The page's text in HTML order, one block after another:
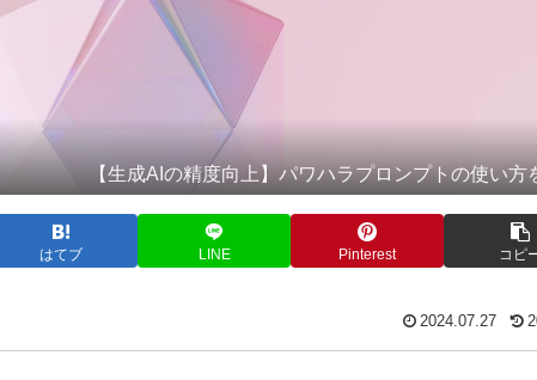
【生成AIの精度向上】パワハラプロンプトの使い方
はてブ LINE Pinterest コピ
2024.07.27